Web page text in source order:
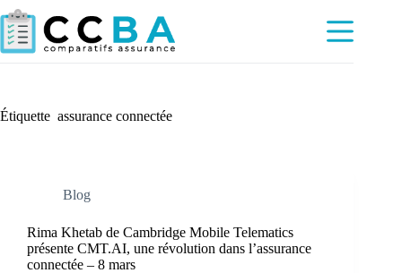
Passer
au
contenu
Étiquette assurance connectée
Blog
Rima Khetab de Cambridge Mobile Telematics
présente CMT.AI, une révolution dans l’assurance
connectée – 8 mars